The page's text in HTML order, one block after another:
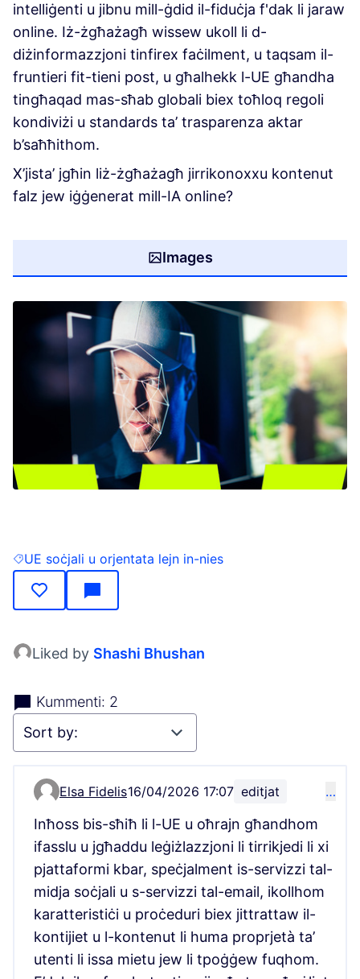
intelliġenti u jibnu mill-ġdid il-fiduċja f'dak li jaraw
online. Iż-żgħażagħ wissew ukoll li d-
diżinformazzjoni tinfirex faċilment, u taqsam il-
fruntieri fit-tieni post, u għalhekk l-UE għandha
tingħaqad mas-sħab globali biex toħloq regoli
kondiviżi u standards ta’ trasparenza aktar
b’saħħithom.
X’jista’ jgħin liż-żgħażagħ jirrikonoxxu kontenut
falz jew iġġenerat mill-IA online?
Images
Filter results for: UE soċjali u orjentata lejn in-nies
UE soċjali u orjentata lejn in-nies
Liked by Shashi Bhushan
Kummenti: 2
Comment 20363
Elsa Fidelis16/04/2026 17:07 editjat …
Inħoss bis-sħiħ li l-UE u oħrajn għandhom
ifasslu u jgħaddu leġiżlazzjoni li tirrikjedi li xi
pjattaformi kbar, speċjalment is-servizzi tal-
midja soċjali u s-servizzi tal-email, ikollhom
karatteristiċi u proċeduri biex jittrattaw il-
kontijiet u l-kontenut li huma proprjetà ta’
utenti li issa mietu jew li tpoġġew fuqhom.